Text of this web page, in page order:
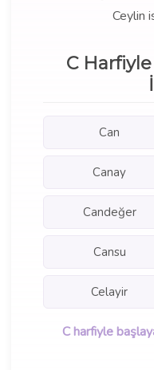
Ceylin
C
Can
Canay
Candeğer
Cansu
Celayir
C harfiyle